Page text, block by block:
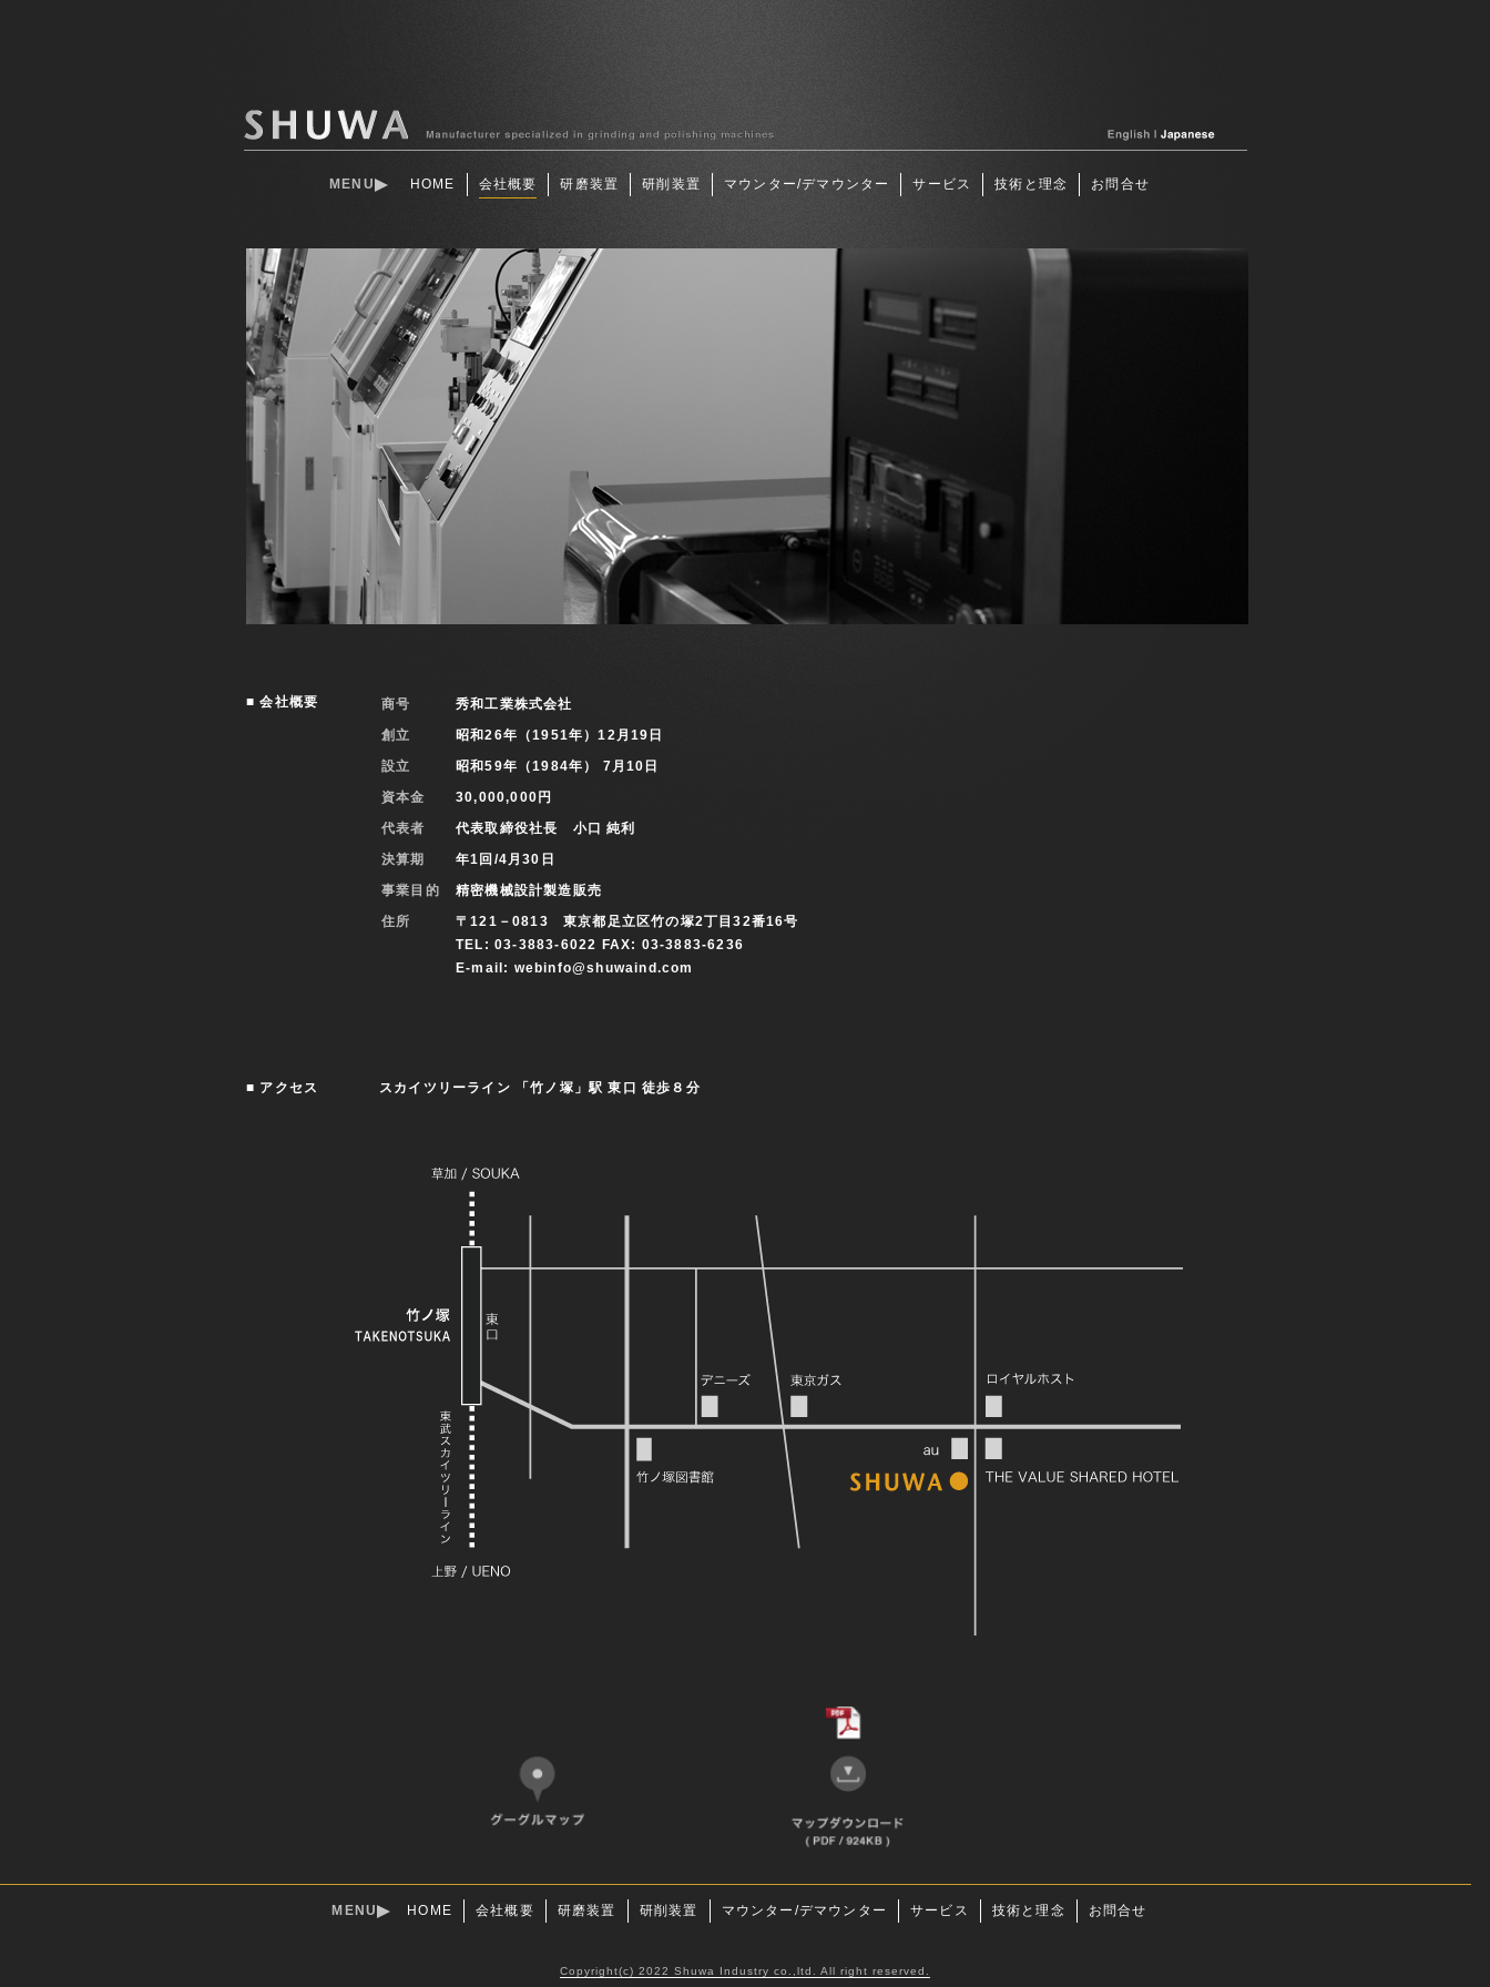
MENU HOME 会社概要 研磨装置 研削装置 マウンター/デマウンター サービス 技術と理念 お問合せ
■ 会社概要 商号
秀和工業株式会社
創立
昭和26年（1951年）12月19日
設立
昭和59年（1984年） 7月10日
資本金
30,000,000円
代表者
代表取締役社長 小口 純利
決算期
年1回/4月30日
事業目的
精密機械設計製造販売
住所
〒121－0813 東京都足立区竹の塚2丁目32番16号
TEL: 03-3883-6022 FAX: 03-3883-6236
E-mail: webinfo@shuwaind.com
■ アクセス スカイツリーライン 「竹ノ塚」駅 東口 徒歩８分
MENU HOME 会社概要 研磨装置 研削装置 マウンター/デマウンター サービス 技術と理念 お問合せ
Copyright(c) 2022 Shuwa Industry co.,ltd. All right reserved.